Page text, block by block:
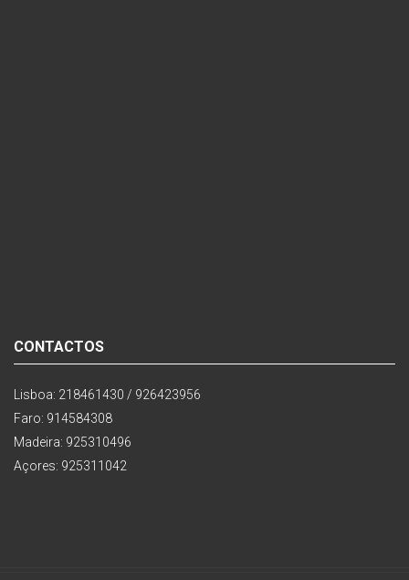
CONTACTOS
Lisboa: 218461430 / 926423956
Faro: 914584308
Madeira: 925310496
Açores: 925311042